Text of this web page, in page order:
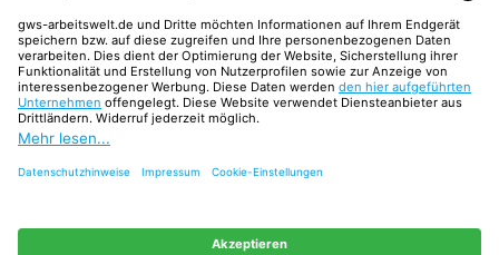
SICHER EINKAUFEN
UNSERE COMMUNITIES
FacebookInstagramYouTube
Alle Preise inkl. gesetzl. Mehrwertsteuer zzgl.